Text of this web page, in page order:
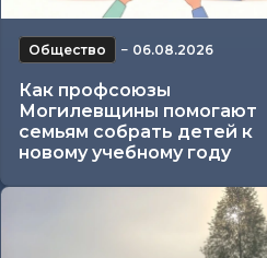
Общество − 06.08.2026
Как профсоюзы
Могилевщины помогают
семьям собрать детей к
новому учебному году